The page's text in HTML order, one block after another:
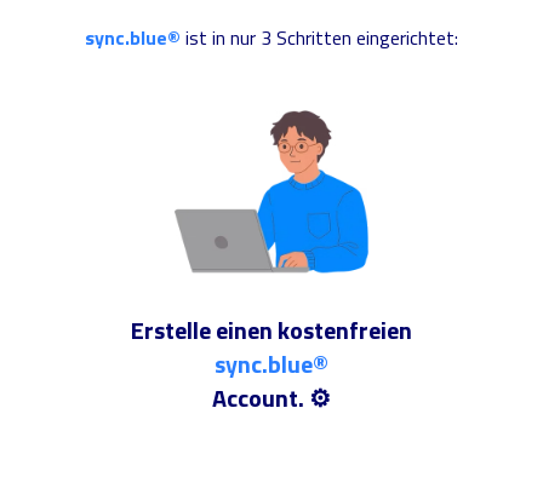
sync.blue® ist in nur 3 Schritten eingerichtet:
Erstelle einen kostenfreien
sync.blue®
Account. ⚙️